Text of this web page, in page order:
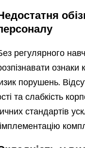
регулярного
ознаки
порушень.
та слабкість
стандартів